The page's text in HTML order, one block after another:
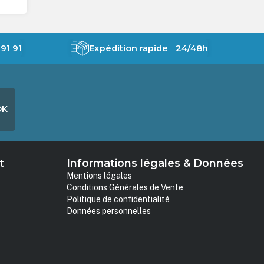
91 Expédition rapide 24/48h
Informations légales & Données
Mentions légales
Conditions Générales de Vente
Politique de confidentialité
Données personnelles